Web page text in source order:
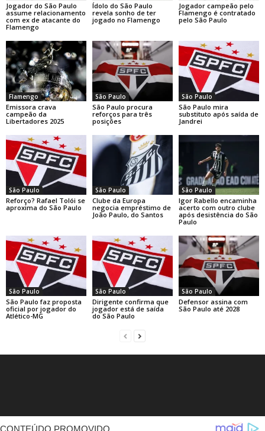
Jogador do São Paulo
assume relacionamento
com ex de atacante do
Flamengo
Ídolo do São Paulo
revela sonho de ter
jogado no Flamengo
Jogador campeão pelo
Flamengo é contratado
pelo São Paulo
Flamengo
Emissora crava
campeão da
Libertadores 2025
São Paulo
São Paulo procura
reforços para três
posições
São Paulo
São Paulo mira
substituto após saída de
Jandrei
São Paulo
Reforço? Rafael Tolói se
aproxima do São Paulo
São Paulo
Clube da Europa
negocia empréstimo de
João Paulo, do Santos
São Paulo
Igor Rabello encaminha
acerto com outro clube
após desistência do São
Paulo
São Paulo
São Paulo faz proposta
oficial por jogador do
Atlético-MG
São Paulo
Dirigente confirma que
jogador está de saída
do São Paulo
São Paulo
Defensor assina com
São Paulo até 2028